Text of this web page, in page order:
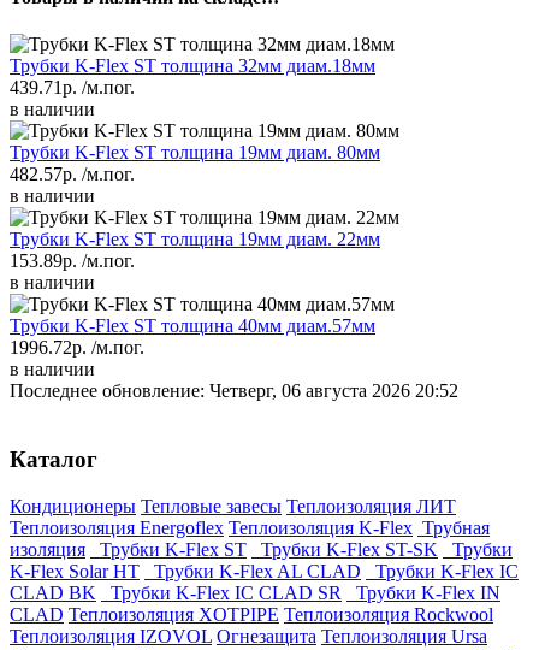
Трубки K-Flex ST толщина 32мм диам.18мм
439.71р. /м.пог.
в наличии
Трубки K-Flex ST толщина 19мм диам. 80мм
482.57р. /м.пог.
в наличии
Трубки K-Flex ST толщина 19мм диам. 22мм
153.89р. /м.пог.
в наличии
Трубки K-Flex ST толщина 40мм диам.57мм
1996.72р. /м.пог.
в наличии
Последнее обновление: Четверг, 06 августа 2026 20:52
Каталог
Кондиционеры Тепловые завесы Теплоизоляция ЛИТ
Теплоизоляция Energoflex Теплоизоляция K-Flex Трубная
изоляция
Трубки K-Flex ST Трубки K-Flex ST-SK
Трубки
K-Flex Solar HT
Трубки K-Flex AL CLAD
Трубки K-Flex IC
CLAD BK
Трубки K-Flex IC CLAD SR
Трубки K-Flex IN
CLAD Теплоизоляция XOTPIPE Теплоизоляция Rockwool
Теплоизоляция IZOVOL Огнезащита Теплоизоляция Ursa